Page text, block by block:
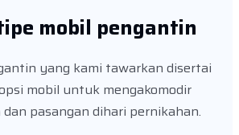
mobil pengantin
yang kami tawarkan disertai
mobil untuk mengakomodir
pasangan dihari pernikahan.